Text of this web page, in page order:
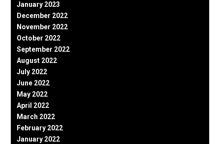
January 2023
December 2022
November 2022
October 2022
September 2022
August 2022
July 2022
June 2022
May 2022
April 2022
March 2022
February 2022
January 2022